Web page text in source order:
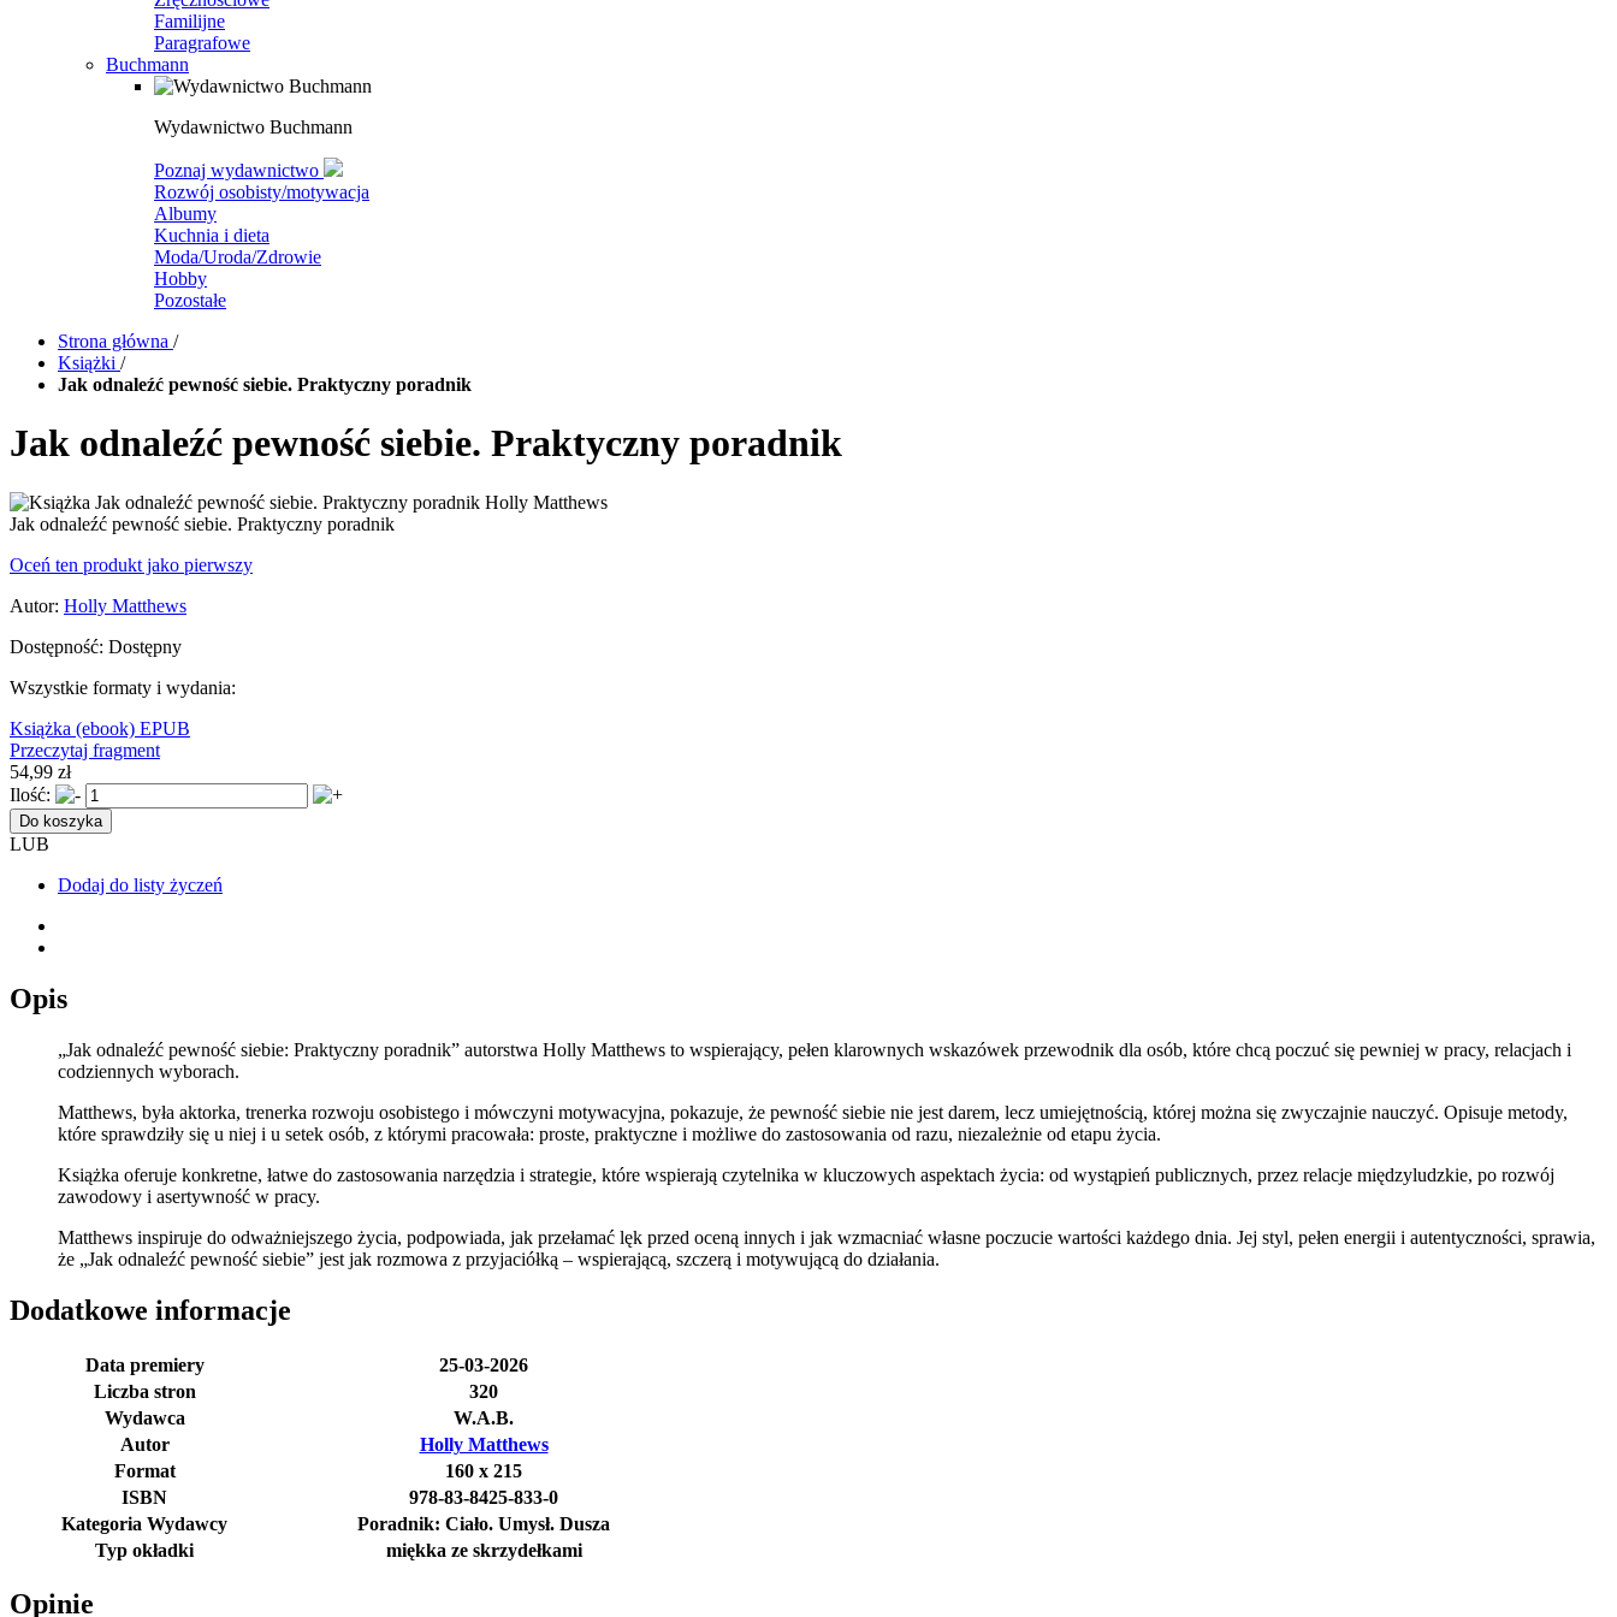
Familijne
Paragrafowe
Buchmann
Wydawnictwo Buchmann
Poznaj wydawnictwo
Rozwój osobisty/motywacja
Albumy
Kuchnia i dieta
Moda/Uroda/Zdrowie
Hobby
Pozostałe
Strona główna /
Książki /
Jak odnaleźć pewność siebie. Praktyczny poradnik
Jak odnaleźć pewność siebie. Praktyczny poradnik
Jak odnaleźć pewność siebie. Praktyczny poradnik
Oceń ten produkt jako pierwszy
Autor: Holly Matthews
Dostępność: Dostępny
Wszystkie formaty i wydania:
Książka (ebook) EPUB
Przeczytaj fragment
54,99 zł
Ilość:
Do koszyka
LUB
Dodaj do listy życzeń
Opis
„Jak odnaleźć pewność siebie: Praktyczny poradnik” autorstwa Holly Matthews to wspierający, pełen klarownych wskazówek przewodnik dla osób, które chcą poczuć się pewniej w pracy, relacjach i
codziennych wyborach.
Matthews, była aktorka, trenerka rozwoju osobistego i mówczyni motywacyjna, pokazuje, że pewność siebie nie jest darem, lecz umiejętnością, której można się zwyczajnie nauczyć. Opisuje metody,
które sprawdziły się u niej i u setek osób, z którymi pracowała: proste, praktyczne i możliwe do zastosowania od razu, niezależnie od etapu życia.
Książka oferuje konkretne, łatwe do zastosowania narzędzia i strategie, które wspierają czytelnika w kluczowych aspektach życia: od wystąpień publicznych, przez relacje międzyludzkie, po rozwój
zawodowy i asertywność w pracy.
Matthews inspiruje do odważniejszego życia, podpowiada, jak przełamać lęk przed oceną innych i jak wzmacniać własne poczucie wartości każdego dnia. Jej styl, pełen energii i autentyczności, sprawia,
że „Jak odnaleźć pewność siebie” jest jak rozmowa z przyjaciółką – wspierającą, szczerą i motywującą do działania.
Dodatkowe informacje
Data premiery
25-03-2026
Liczba stron
320
Wydawca
W.A.B.
Autor
Holly Matthews
Format
160 x 215
ISBN
978-83-8425-833-0
Kategoria Wydawcy
Poradnik: Ciało. Umysł. Dusza
Typ okładki
miękka ze skrzydełkami
Opinie